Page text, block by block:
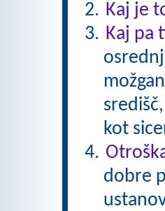
Kaj je
Kaj pa
kot
dobre